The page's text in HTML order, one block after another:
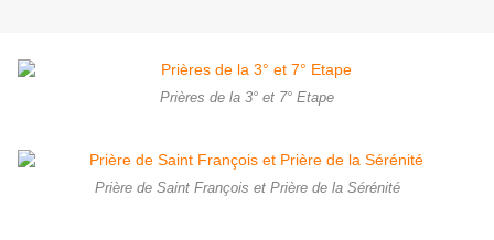
Prières de la 3° et 7° Etape
Prière de Saint François et Prière de la Sérénité